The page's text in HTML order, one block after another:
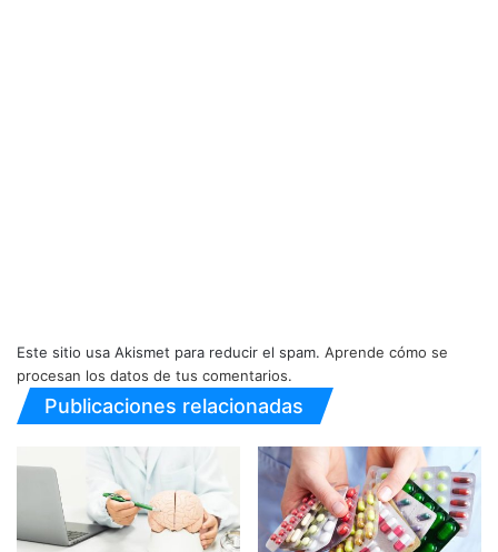
Este sitio usa Akismet para reducir el spam. Aprende cómo se
procesan los datos de tus comentarios.
Publicaciones relacionadas